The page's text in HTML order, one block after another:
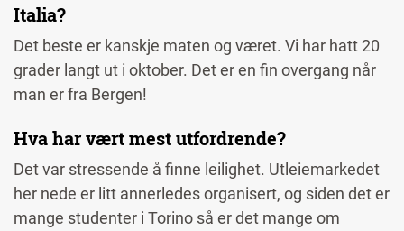
Italia?
Det beste er kanskje maten og været. Vi har hatt 20
grader langt ut i oktober. Det er en fin overgang når
man er fra Bergen!
Hva har vært mest utfordrende?
Det var stressende å finne leilighet. Utleiemarkedet
her nede er litt annerledes organisert, og siden det er
mange studenter i Torino så er det mange om